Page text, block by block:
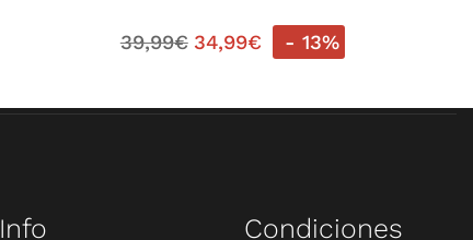
39,99€ 34,99€ - 13%
Info Condiciones